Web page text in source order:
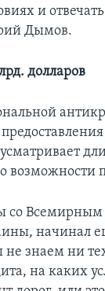
и
Дымов.
долларов
возможности
со
начинал
знаем ни
на каких